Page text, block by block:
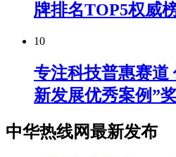
牌排名TOP5权威
10
专注科技普惠赛道
新发展优秀案例”
中华热线网最新发布